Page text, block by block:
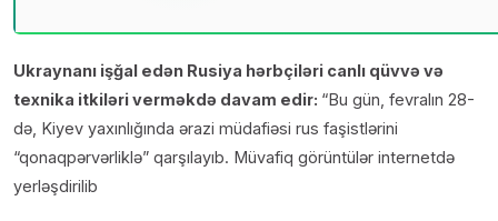
Ukraynanı işğal edən Rusiya hərbçiləri canlı qüvvə və
texnika itkiləri verməkdə davam edir: “Bu gün, fevralın 28-
də, Kiyev yaxınlığında ərazi müdafiəsi rus faşistlərini
“qonaqpərvərliklə” qarşılayıb. Müvafiq görüntülər internetdə
yerləşdirilib